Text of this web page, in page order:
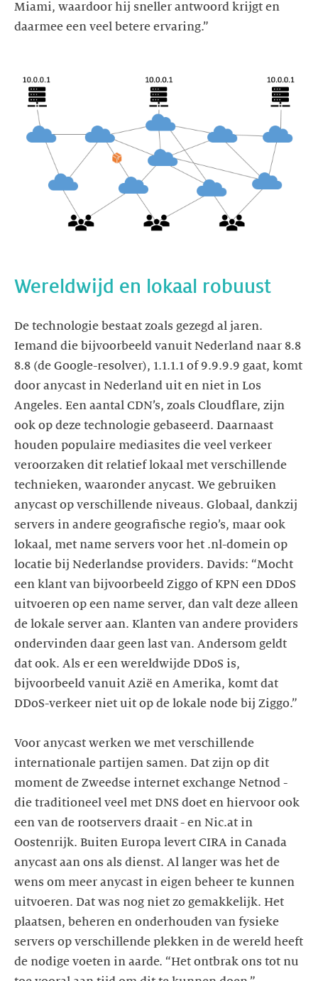
Miami, waardoor hij sneller antwoord krijgt en
De technologie bestaat zoals gezegd al jaren.
Iemand die bijvoorbeeld vanuit Nederland naar 8.8
8.8 (de Google-resolver), 1.1.1.1 of 9.9.9.9 gaat, komt
door anycast in Nederland uit en niet in Los
Angeles. Een aantal CDN’s, zoals Cloudflare, zijn
ook op deze technologie gebaseerd. Daarnaast
houden populaire mediasites die veel verkeer
veroorzaken dit relatief lokaal met verschillende
technieken, waaronder anycast. We gebruiken
anycast op verschillende niveaus. Globaal, dankzij
servers in andere geografische regio’s, maar ook
lokaal, met name servers voor het .nl-domein op
locatie bij Nederlandse providers. Davids: “Mocht
een klant van bijvoorbeeld Ziggo of KPN een DDoS
uitvoeren op een name server, dan valt deze alleen
de lokale server aan. Klanten van andere providers
ondervinden daar geen last van. Andersom geldt
dat ook. Als er een wereldwijde DDoS is,
bijvoorbeeld vanuit Azië en Amerika, komt dat
DDoS-verkeer niet uit op de lokale node bij Ziggo.”
Voor anycast werken we met verschillende
internationale partijen samen. Dat zijn op dit
moment de Zweedse internet exchange Netnod -
die traditioneel veel met DNS doet en hiervoor ook
een van de rootservers draait - en Nic.at in
Oostenrijk. Buiten Europa levert CIRA in Canada
anycast aan ons als dienst. Al langer was het de
wens om meer anycast in eigen beheer te kunnen
uitvoeren. Dat was nog niet zo gemakkelijk. Het
plaatsen, beheren en onderhouden van fysieke
servers op verschillende plekken in de wereld heeft
de nodige voeten in aarde. “Het ontbrak ons tot nu